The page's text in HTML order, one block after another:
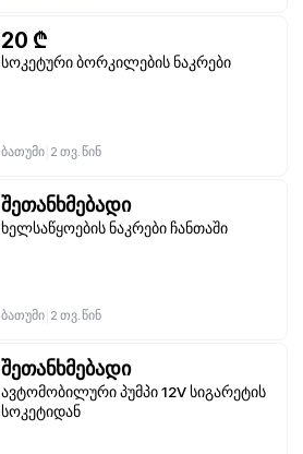
20 ₾
სოკეტური ბორკილების ნაკრები
ბათუმი 2 თვ. წინ
შეთანხმებადი
ხელსაწყოების ნაკრები ჩანთაში
ბათუმი 2 თვ. წინ
შეთანხმებადი
ავტომობილური პუმპი 12V სიგარეტის
სოკეტიდან